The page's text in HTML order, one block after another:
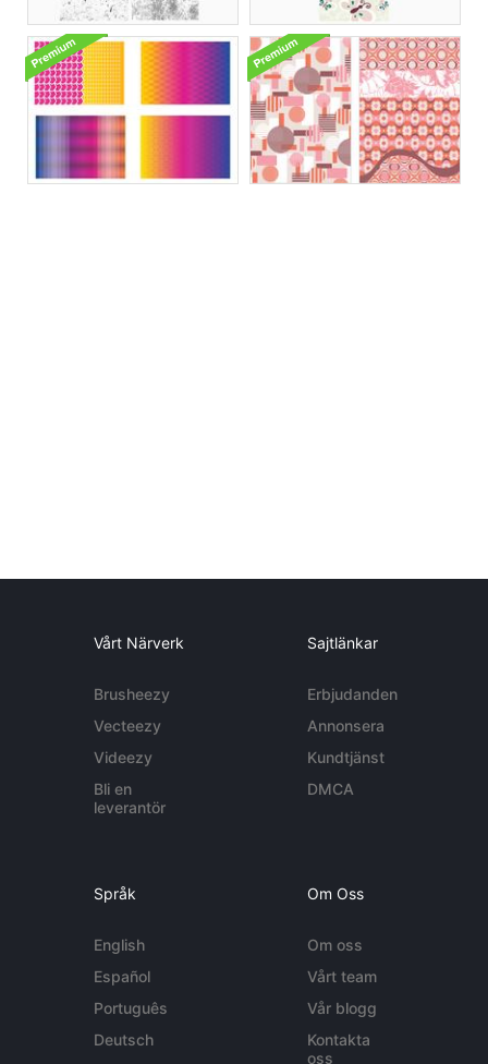
Vårt Närverk
Brusheezy
Vecteezy
Videezy
Bli en
leverantör
Sajtlänkar
Erbjudanden
Annonsera
Kundtjänst
DMCA
Språk
English
Español
Português
Deutsch
Om Oss
Om oss
Vårt team
Vår blogg
Kontakta
oss